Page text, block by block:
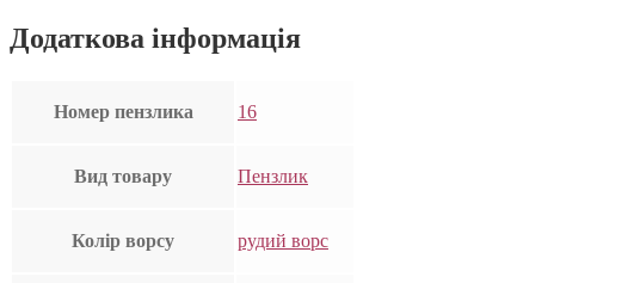
Додаткова інформація
Номер пензлика 16
Вид товару Пензлик
Колір ворсу рудий ворс